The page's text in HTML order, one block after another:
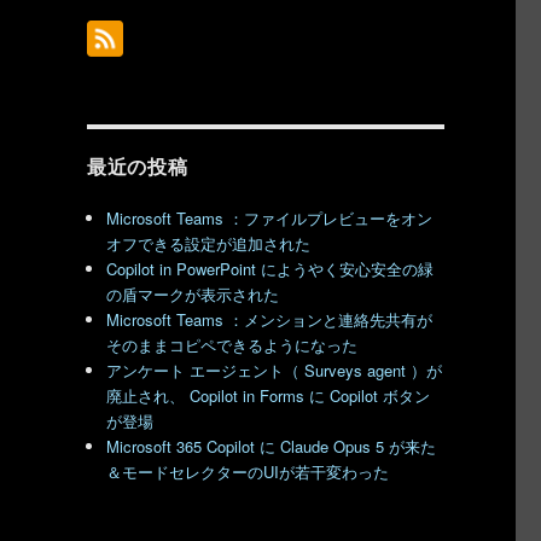
最近の投稿
Microsoft Teams ：ファイルプレビューをオン
オフできる設定が追加された
Copilot in PowerPoint にようやく安心安全の緑
の盾マークが表示された
Microsoft Teams ：メンションと連絡先共有が
そのままコピペできるようになった
アンケート エージェント（ Surveys agent ）が
廃止され、 Copilot in Forms に Copilot ボタン
が登場
Microsoft 365 Copilot に Claude Opus 5 が来た
＆モードセレクターのUIが若干変わった